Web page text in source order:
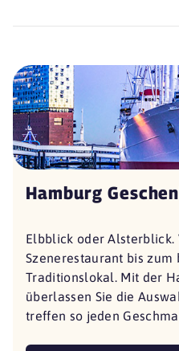
Hamburg
Elbblick oder Alsterblick.
Szenerestaurant bis zum
Traditionslokal. Mit der
überlassen Sie die
treffen so jeden